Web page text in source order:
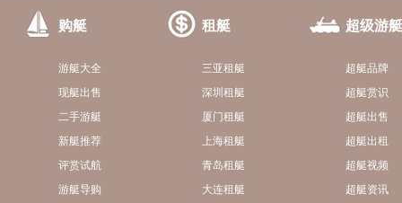
购艇 租艇 超级游艇
游艇大全
现艇出售
二手游艇
新艇推荐
评赏试航
游艇导购
三亚租艇
深圳租艇
厦门租艇
上海租艇
青岛租艇
大连租艇
超艇品牌
超艇赏识
超艇出售
超艇出租
超艇视频
超艇资讯